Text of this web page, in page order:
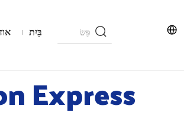
בַּיִת
Express